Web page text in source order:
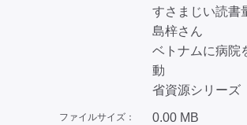
すさまじい読書
島梓さん
ベトナムに病院
動
省資源シリーズ
ファイルサイズ： 0.00 MB